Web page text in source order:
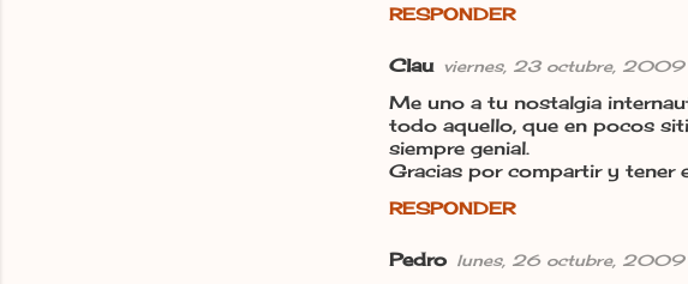
RESPONDER
Clau viernes, 23 octubre, 2009
Me uno a tu nostalgia
todo aquello, que en pocos
siempre genial.
Gracias por compartir y tener
RESPONDER
Pedro lunes, 26 octubre, 2009